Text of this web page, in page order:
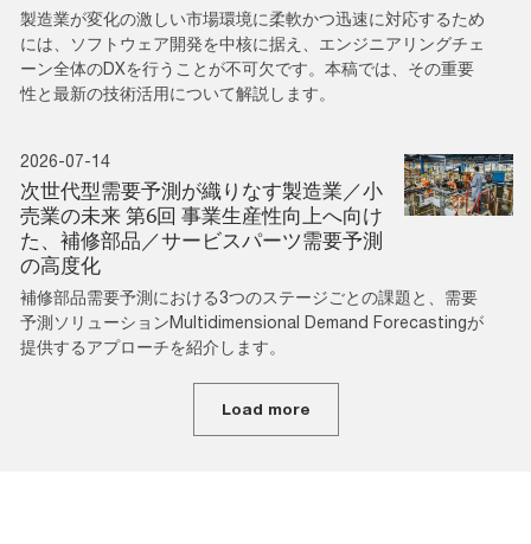
製造業が変化の激しい市場環境に柔軟かつ迅速に対応するため
には、ソフトウェア開発を中核に据え、エンジニアリングチェ
ーン全体のDXを行うことが不可欠です。本稿では、その重要
性と最新の技術活用について解説します。
2026-07-14
次世代型需要予測が織りなす製造業／小
売業の未来 第6回 事業生産性向上へ向け
た、補修部品／サービスパーツ需要予測
の高度化
補修部品需要予測における3つのステージごとの課題と、需要
予測ソリューションMultidimensional Demand Forecastingが
提供するアプローチを紹介します。
Load more